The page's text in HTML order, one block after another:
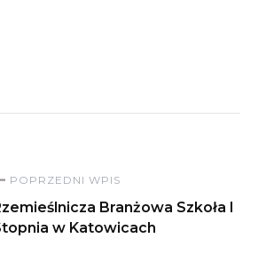
POPRZEDNI WPIS
Branżowa Szkoła I
w Katowicach